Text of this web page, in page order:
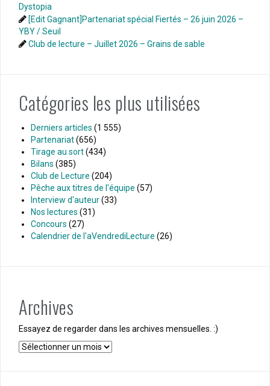
Dystopia
[Edit Gagnant]Partenariat spécial Fiertés – 26 juin 2026 –
YBY / Seuil
Club de lecture – Juillet 2026 – Grains de sable
Catégories les plus utilisées
Derniers articles (1 555)
Partenariat(656)
Tirage au sort(434)
Bilans (385)
Club de Lecture (204)
Pêche aux titres de l'équipe (57)
Interview d'auteur(33)
Nos lectures (31)
Concours (27)
Calendrier de l'aVendrediLecture (26)
Archives
Essayez de regarder dans les archives mensuelles. :)
Archives